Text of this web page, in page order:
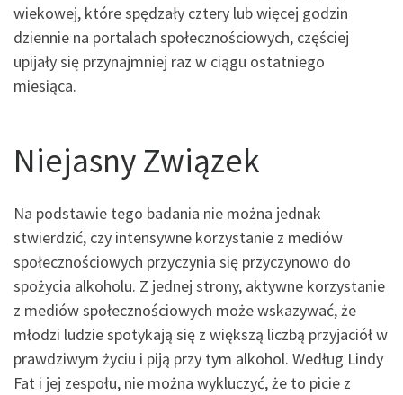
wiekowej, które spędzały cztery lub więcej godzin
dziennie na portalach społecznościowych, częściej
upijały się przynajmniej raz w ciągu ostatniego
miesiąca.
Niejasny Związek
Na podstawie tego badania nie można jednak
stwierdzić, czy intensywne korzystanie z mediów
społecznościowych przyczynia się przyczynowo do
spożycia alkoholu. Z jednej strony, aktywne korzystanie
z mediów społecznościowych może wskazywać, że
młodzi ludzie spotykają się z większą liczbą przyjaciół w
prawdziwym życiu i piją przy tym alkohol. Według Lindy
Fat i jej zespołu, nie można wykluczyć, że to picie z